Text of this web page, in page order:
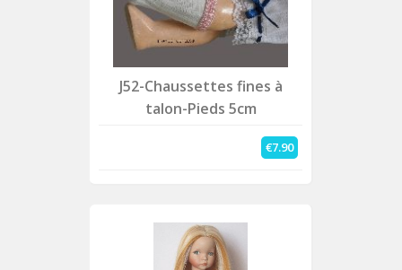
J52-Chaussettes fines à
talon-Pieds 5cm
€7.90